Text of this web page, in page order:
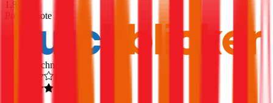
1,8
Produktnote
Ausgezeichnet